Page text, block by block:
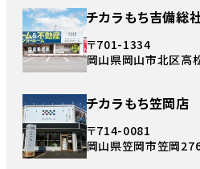
チカラもち吉備総
〒701-1334
岡山県岡山市北区高
チカラもち笠岡店
〒714-0081
岡山県笠岡市笠岡